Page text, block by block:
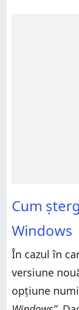
Cum
Windows
În cazul în
versiune
opțiune